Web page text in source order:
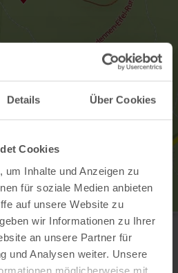
Details Über Cookies
Cookies
um Inhalte und Anzeigen zu
für soziale Medien anbieten
auf unsere Website zu
wir Informationen zu Ihrer
an unsere Partner für
und Analysen weiter. Unsere
möglicherweise mit